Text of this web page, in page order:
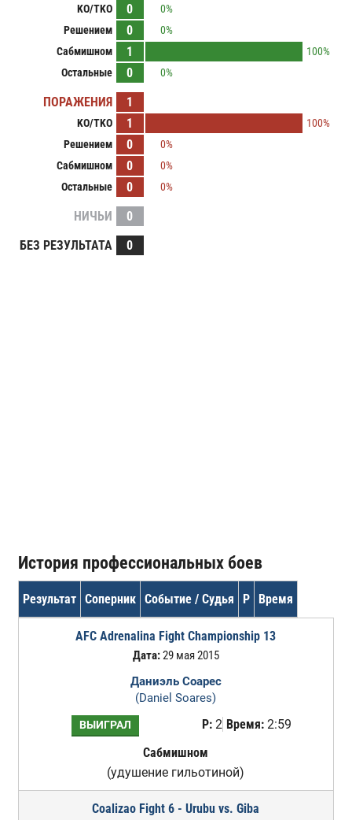
KO/TKO 0
0%
Решением
0
0%
Сабмишном
1
100%
Остальные
0 0%
ПОРАЖЕНИЯ 1
KO/TKO 1
100%
Решением
0
0%
Сабмишном
0
0%
Остальные
0 0%
НИЧЬИ
0
БЕЗ РЕЗУЛЬТАТА
0
История профессиональных боев
Результат Соперник Событие / Судья Р Время
AFC Adrenalina Fight Championship 13
Дата:29 мая 2015
Даниэль Соарес
(Daniel Soares)
ВЫИГРАЛ Р:2 Время:2:59
Сабмишном
(удушение гильотиной)
Coalizao Fight 6 - Urubu vs. Giba